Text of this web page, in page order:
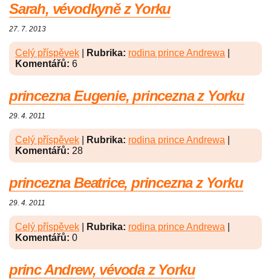
Sarah, vévodkyně z Yorku
27. 7. 2013
Celý příspěvek Rubrika: rodina prince Andrewa
Komentářů: 6
princezna Eugenie, princezna z Yorku
29. 4. 2011
Celý příspěvek Rubrika: rodina prince Andrewa
Komentářů: 28
princezna Beatrice, princezna z Yorku
29. 4. 2011
Celý příspěvek Rubrika: rodina prince Andrewa
Komentářů: 0
princ Andrew, vévoda z Yorku